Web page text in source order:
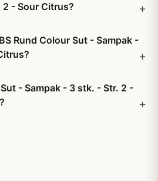
2 - Sour Citrus?
Rund Colour Sut - Sampak -
- Sampak - 3 stk. - Str. 2 -